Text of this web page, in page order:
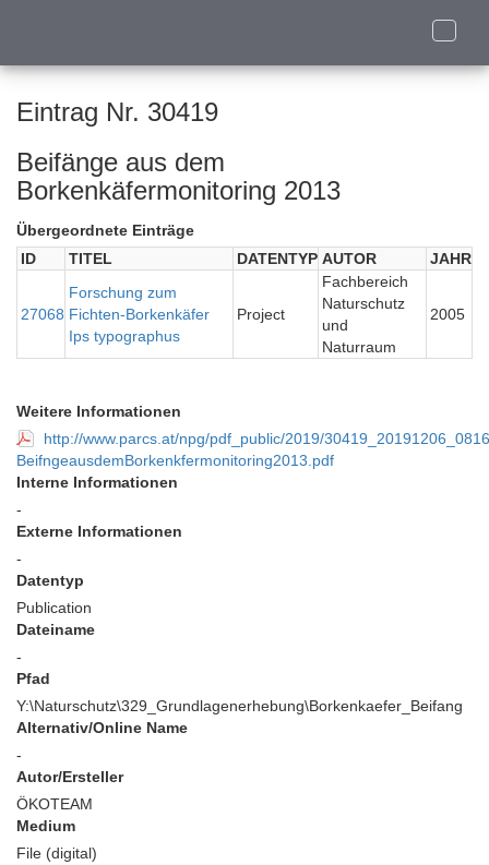
Toggle
Eintrag Nr. 30419
Beifänge aus dem
Borkenkäfermonitoring 2013
Übergeordnete Einträge
ID
TITEL DATENTYP AUTOR JAHR
27068
Forschung zum
Fichten-Borkenkäfer
Ips typographus
Project
Fachbereich
Naturschutz
und
Naturraum
2005
Weitere Informationen
http://www.parcs.at/npg/pdf_public/2019/
BeifngeausdemBorkenkfermonitoring2013.pdf
Interne Informationen
-
Externe Informationen
-
Datentyp
Publication
Dateiname
-
Pfad
Y:\Naturschutz\329_Grundlagenerhebung\Borkenkaefer_Beifang
Alternativ/Online Name
-
Autor/Ersteller
ÖKOTEAM
Medium
File (digital)